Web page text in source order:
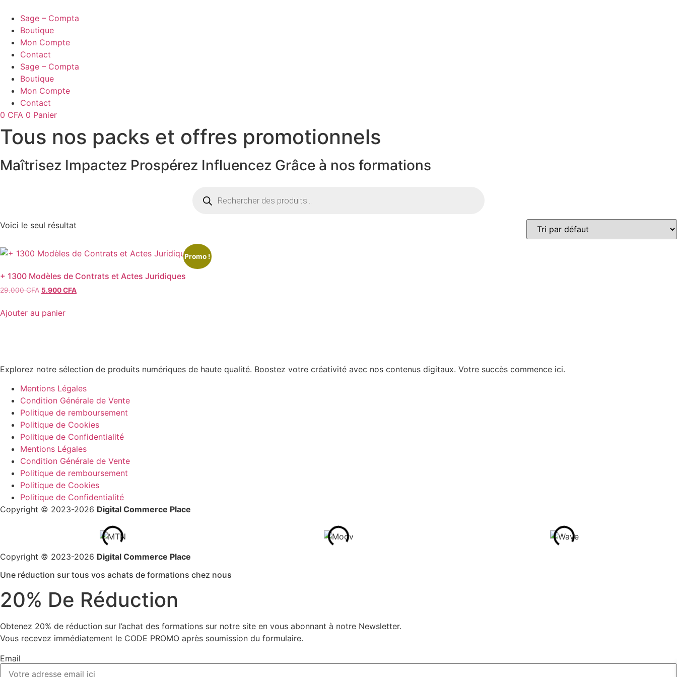
contenu
Sage – Compta
Boutique
Mon Compte
Contact
Sage – Compta
Boutique
Mon Compte
Contact
0 CFA 0 Panier
Tous nos packs et offres promotionnels
Maîtrisez Impactez Prospérez Influencez Grâce à nos formations
produits
Voici le seul résultat
Promo !
+ 1300 Modèles de Contrats et Actes Juridiques
29.000CFA Le
initial
était :
5.900CFA
Ajouter au panier
Explorez notre sélection de produits numériques de haute qualité. Boostez votre créativité avec nos contenus digitaux. Votre succès commence ici.
Mentions Légales
Condition Générale de Vente
Politique de remboursement
Politique de Cookies
Politique de Confidentialité
Mentions Légales
Condition Générale de Vente
Politique de remboursement
Politique de Cookies
Politique de Confidentialité
Copyright © 2023-2026 Digital Commerce Place
Copyright © 2023-2026 Digital Commerce Place
Une réduction sur tous vos achats de formations chez nous
20% De Réduction
Obtenez 20% de réduction sur l’achat des formations sur notre site en vous abonnant à notre Newsletter.
Vous recevez immédiatement le CODE PROMO après soumission du formulaire.
Email